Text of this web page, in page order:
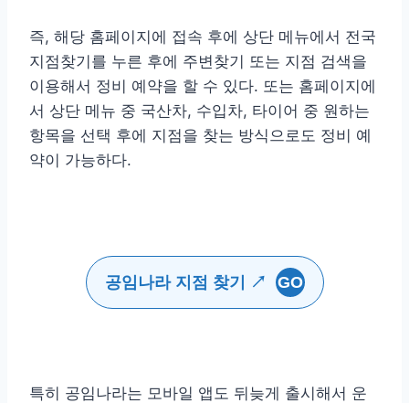
즉, 해당 홈페이지에 접속 후에 상단 메뉴에서 전국
지점찾기를 누른 후에 주변찾기 또는 지점 검색을
이용해서 정비 예약을 할 수 있다. 또는 홈페이지에
서 상단 메뉴 중 국산차, 수입차, 타이어 중 원하는
항목을 선택 후에 지점을 찾는 방식으로도 정비 예
약이 가능하다.
공임나라 지점 찾기 ↗ GO
특히 공임나라는 모바일 앱도 뒤늦게 출시해서 운